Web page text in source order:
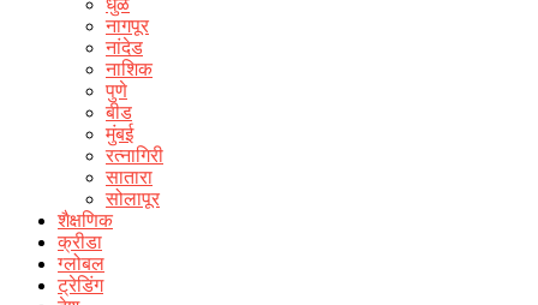
धुळे
नागपूर
नांदेड
नाशिक
पुणे
बीड
मुंबई
रत्नागिरी
सातारा
सोलापूर
शैक्षणिक
क्रीडा
ग्लोबल
ट्रेडिंग